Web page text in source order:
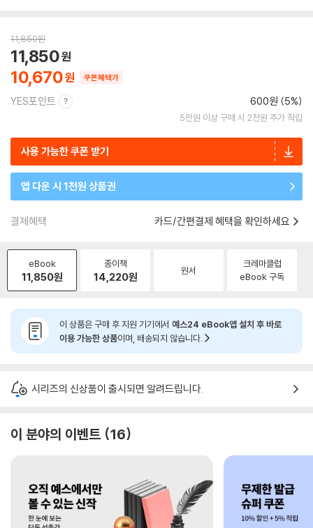
11,850원
10,670
11,850
쿠폰혜택가
YES포인트 600원 (5%)
5만원 이상 구매 시 2천원 추가 적립
사용 가능한 쿠폰 받기
앱 다운 시 1천원 상품권
결제혜택 카드/간편결제 혜택을 확인하세요
eBook
11,850원
종이책
14,220원 원서
크레마클럽
eBook 구독
이 상품은 구매 후 지원 기기에서 예스24 eBook앱 설치 후 바로
이용 가능한 상품이며, 배송되지 않습니다.
시리즈의 신상품이 출시되면 알려드립니다.
이 분야의 이벤트 16